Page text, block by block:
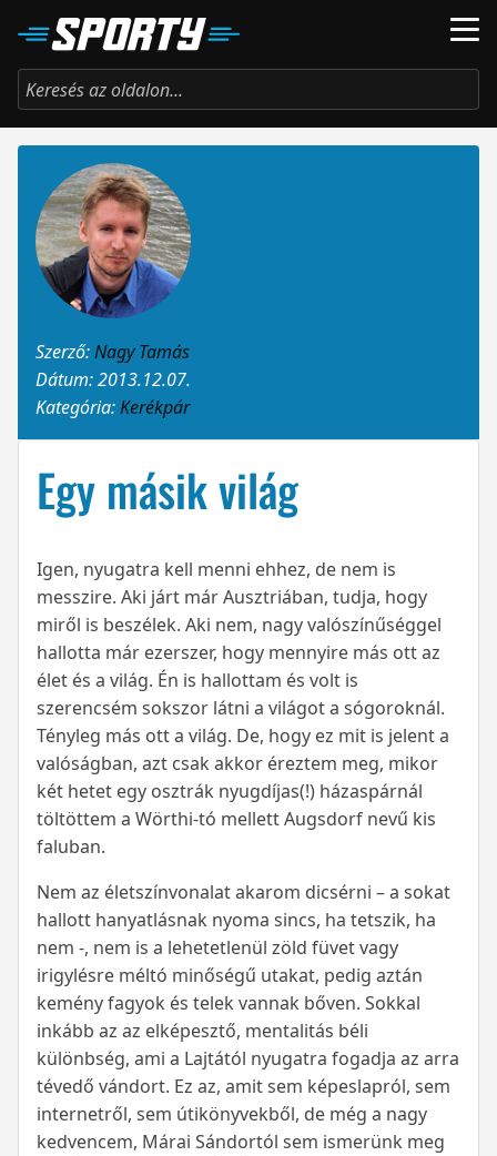
Szerző:Nagy Tamás
Dátum: 2013.12.07.
Kategória:Kerékpár
Egy másik világ
Igen, nyugatra kell menni ehhez, de nem is
messzire. Aki járt már Ausztriában, tudja, hogy
miről is beszélek. Aki nem, nagy valószínűséggel
hallotta már ezerszer, hogy mennyire más ott az
élet és a világ. Én is hallottam és volt is
szerencsém sokszor látni a világot a sógoroknál.
Tényleg más ott a világ. De, hogy ez mit is jelent a
valóságban, azt csak akkor éreztem meg, mikor
két hetet egy osztrák nyugdíjas(!) házaspárnál
töltöttem a Wörthi-tó mellett Augsdorf nevű kis
faluban.
Nem az életszínvonalat akarom dicsérni – a sokat
hallott hanyatlásnak nyoma sincs, ha tetszik, ha
nem -, nem is a lehetetlenül zöld füvet vagy
irigylésre méltó minőségű utakat, pedig aztán
kemény fagyok és telek vannak bőven. Sokkal
inkább az az elképesztő, mentalitás béli
különbség, ami a Lajtától nyugatra fogadja az arra
tévedő vándort. Ez az, amit sem képeslapról, sem
internetről, sem útikönyvekből, de még a nagy
kedvencem, Márai Sándortól sem ismerünk meg